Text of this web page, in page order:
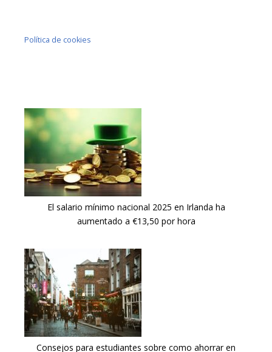
Política de cookies
El salario mínimo nacional 2025 en Irlanda ha
aumentado a €13,50 por hora
Consejos para estudiantes sobre como ahorrar en